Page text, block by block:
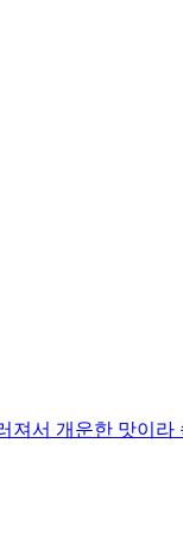
서 개운한 맛이